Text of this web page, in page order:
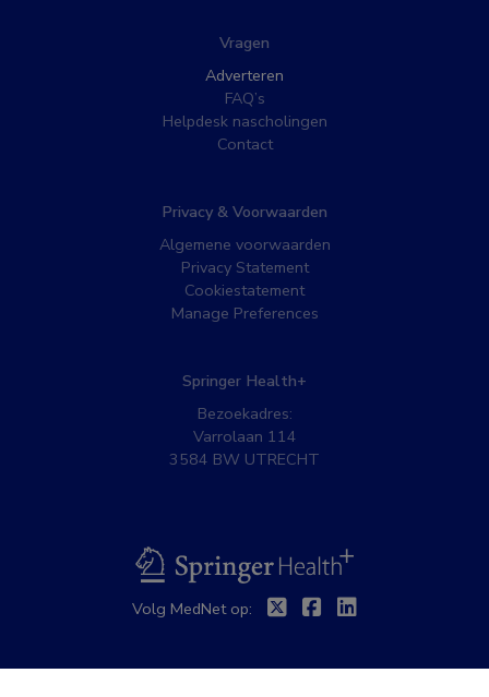
Vragen
Adverteren
FAQ’s
Helpdesk nascholingen
Contact
Privacy & Voorwaarden
Algemene voorwaarden
Privacy Statement
Cookiestatement
Manage Preferences
Springer Health+
Bezoekadres:
Varrolaan 114
3584 BW UTRECHT
BSL
Volg MedNet op: TwitterFacebook
Linkedin